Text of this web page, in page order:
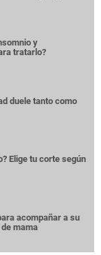
y
tratarlo?
duele tanto como
Elige tu corte según
acompañar a su
mama